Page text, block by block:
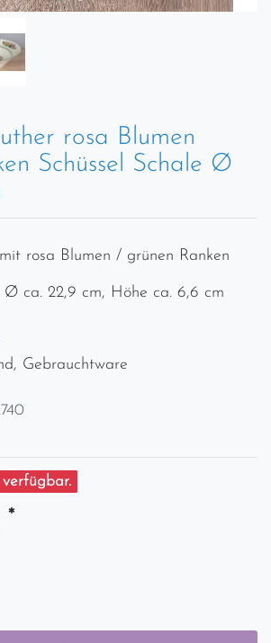
rosa Blumen
Schüssel Schale Ø
rosa Blumen / grünen Ranken
Ø ca. 22,9 cm, Höhe ca. 6,6 cm
Gebrauchtware
*